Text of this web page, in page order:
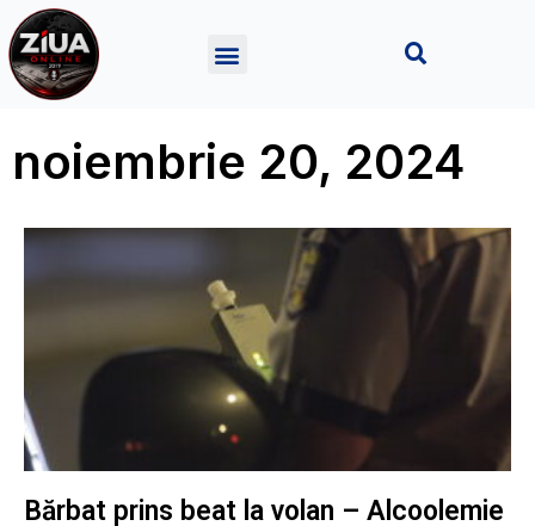
noiembrie 20, 2024
Bărbat prins beat la volan – Alcoolemie